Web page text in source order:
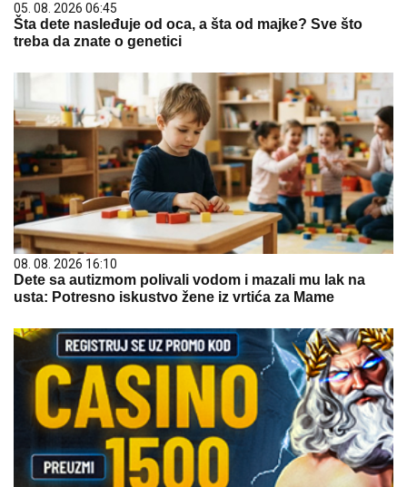
05. 08. 2026 06:45
Šta dete nasleđuje od oca, a šta od majke? Sve što
treba da znate o genetici
08. 08. 2026 16:10
Dete sa autizmom polivali vodom i mazali mu lak na
usta: Potresno iskustvo žene iz vrtića za Mame